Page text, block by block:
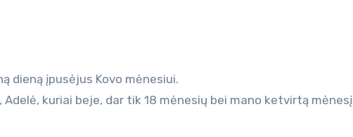
dieną įpusėjus Kovo mėnesiui.
kuriai beje, dar tik 18 mėnesių bei mano ketvirtą mėnesį